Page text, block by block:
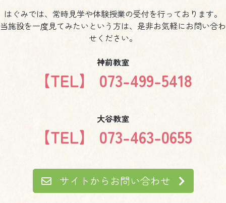
はぐみでは、常時見学や体験授業の受付を行っております。
当施設を一度見てみたいという方は、是非お気軽にお問い合わ
せください。
神前教室
【TEL】 073-499-5418
大谷教室
【TEL】 073-463-0655
サイトからお問い合わせ